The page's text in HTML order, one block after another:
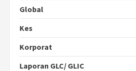
Global
Kes
Korporat
Laporan GLC/ GLIC